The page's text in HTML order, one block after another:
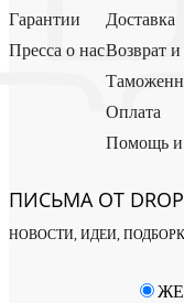
Гарантии
Пресса о нас
Доставка
Возврат
Оплата
Помощь и
ПИСЬМА ОТ
НОВОСТИ, ИДЕИ,